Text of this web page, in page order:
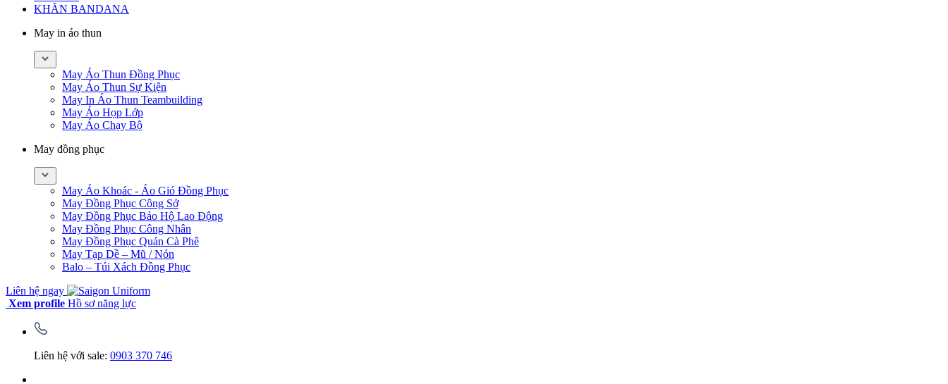
KHĂN BANDANA
May in áo thun
May Áo Thun Đồng Phục
May Áo Thun Sự Kiện
May In Áo Thun Teambuilding
May Áo Họp Lớp
May Áo Chạy Bộ
May đồng phục
May Áo Khoác - Áo Gió Đồng Phục
May Đồng Phục Công Sở
May Đồng Phục Bảo Hộ Lao Động
May Đồng Phục Công Nhân
May Đồng Phục Quán Cà Phê
May Tạp Dề – Mũ / Nón
Balo – Túi Xách Đồng Phục
Liên hệ ngay
Xem profile Hồ sơ năng lực
Liên hệ với sale: 0903 370 746